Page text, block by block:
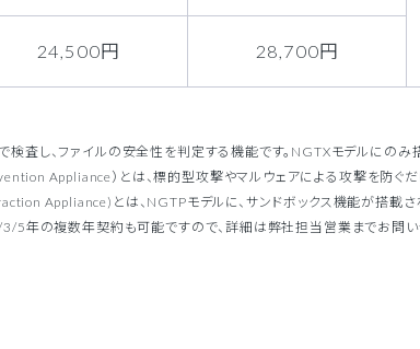
24,500円 28,700円
検査し、ファイルの安全性を判定する機能です。NGTXモデルにのみ
Appliance）とは、標的型攻撃やマルウェアによる攻撃を防ぐだ
Appliance)とは、NGTPモデルに、サンドボックス機能が搭載さ
5年の複数年契約も可能ですので、詳細は弊社担当営業までお問い